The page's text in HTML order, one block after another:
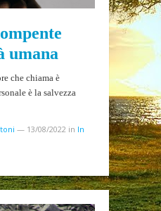
umana
che chiama è
è la salvezza
— 13/08/2022 in In